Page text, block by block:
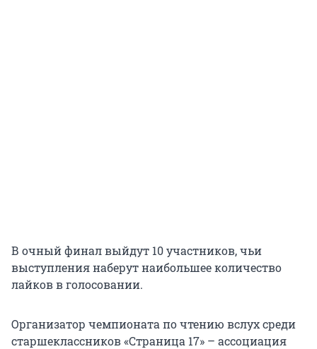
В очный финал выйдут 10 участников, чьи
выступления наберут наибольшее количество
лайков в голосовании.
Организатор чемпионата по чтению вслух среди
старшеклассников «Страница 17» – ассоциация